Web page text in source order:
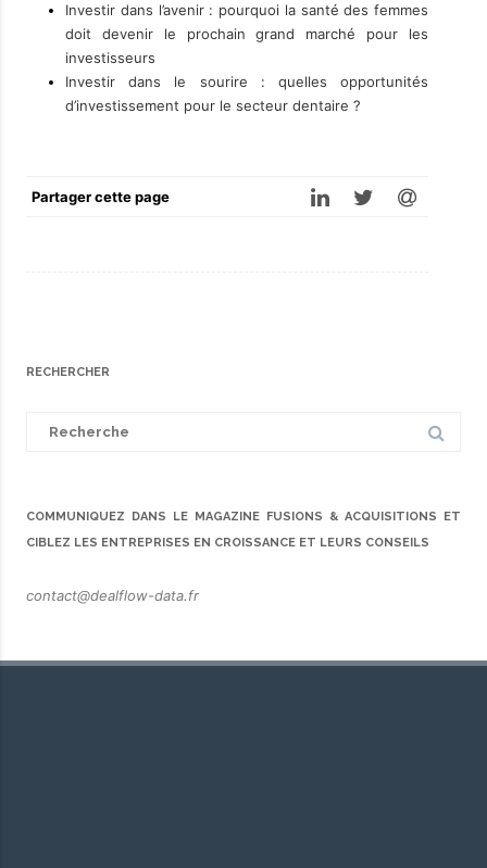
Investir dans l’avenir : pourquoi la santé des femmes
doit devenir le prochain grand marché pour les
investisseurs
Investir dans le sourire : quelles opportunités
d’investissement pour le secteur dentaire ?
Partager cette page
RECHERCHER
COMMUNIQUEZ DANS LE MAGAZINE FUSIONS & ACQUISITIONS ET
CIBLEZ LES ENTREPRISES EN CROISSANCE ET LEURS CONSEILS
contact@dealflow-data.fr